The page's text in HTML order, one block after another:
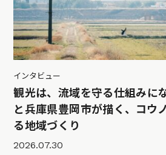
インタビュー
観光は、流域を守る仕組みに
と兵庫県豊岡市が描く、コウ
る地域づくり
2026.07.30